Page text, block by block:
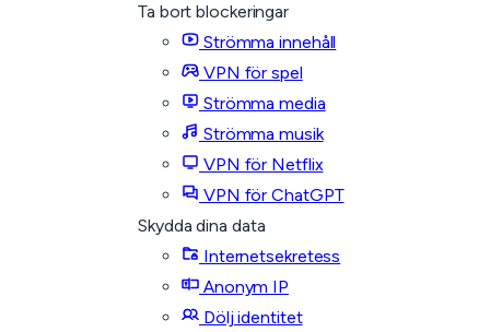
Ta bort blockeringar
Strömma innehåll
VPN för spel
Strömma media
Strömma musik
VPN för Netflix
VPN för ChatGPT
Skydda dina data
Internetsekretess
Anonym IP
Dölj identitet